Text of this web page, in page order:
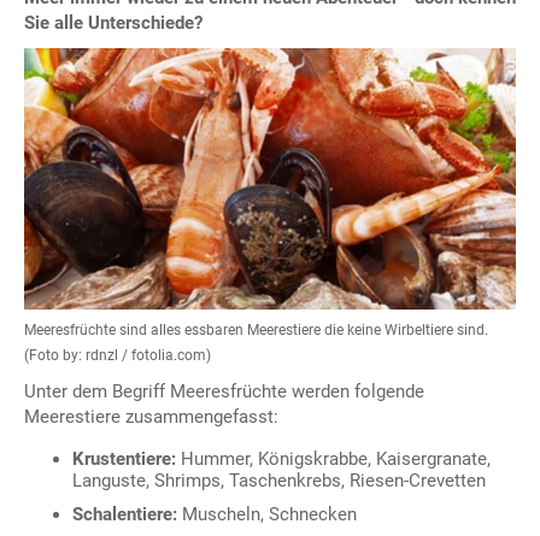
Sie alle Unterschiede?
Meeresfrüchte sind alles essbaren Meerestiere die keine Wirbeltiere sind.
(Foto by: rdnzl / fotolia.com)
Unter dem Begriff Meeresfrüchte werden folgende
Meerestiere zusammengefasst:
Krustentiere: Hummer, Königskrabbe, Kaisergranate,
Languste, Shrimps, Taschenkrebs, Riesen-Crevetten
Schalentiere: Muscheln, Schnecken